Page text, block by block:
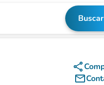
Buscar
share
mail_outline